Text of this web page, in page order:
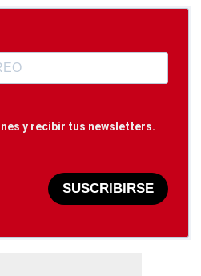
y recibir tus newsletters.
SUSCRIBIRSE